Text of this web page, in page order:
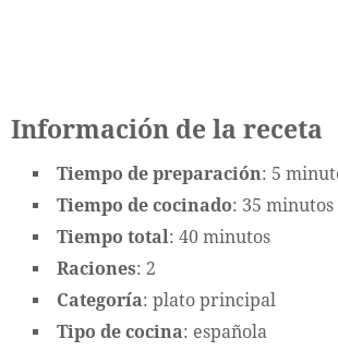
Información de la receta
Tiempo de preparación: 5
Tiempo de cocinado: 35 minutos
Tiempo total: 40 minutos
Raciones: 2
Categoría: plato principal
Tipo de cocina: española